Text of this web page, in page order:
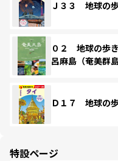
Ｊ３３ 地球の
０２ 地球の
呂麻島（奄美群
Ｄ１７ 地球の
特設ページ